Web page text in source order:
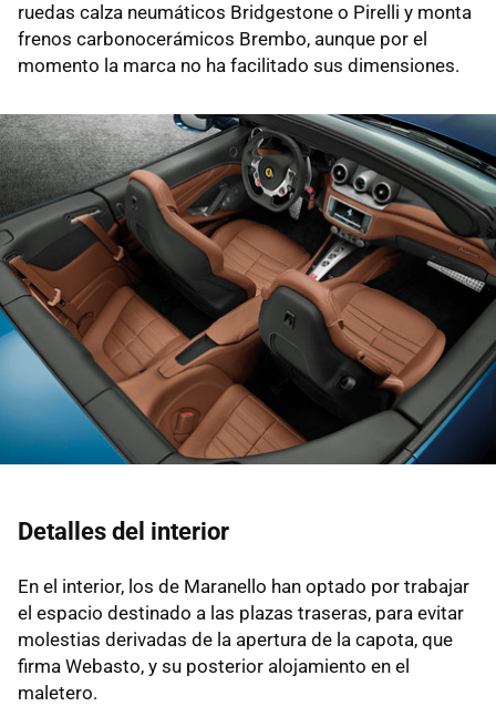
ruedas calza neumáticos Bridgestone o Pirelli y monta
frenos carbonocerámicos Brembo, aunque por el
momento la marca no ha facilitado sus dimensiones.
Detalles del interior
En el interior, los de Maranello han optado por trabajar
el espacio destinado a las plazas traseras, para evitar
molestias derivadas de la apertura de la capota, que
firma Webasto, y su posterior alojamiento en el
maletero.